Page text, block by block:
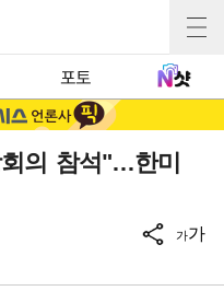
포토
의 참석"…한미
가가